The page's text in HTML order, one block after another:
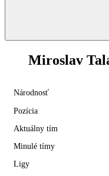
Miroslav
Národnosť
Pozícia
Aktuálny tím
Minulé tímy
Ligy